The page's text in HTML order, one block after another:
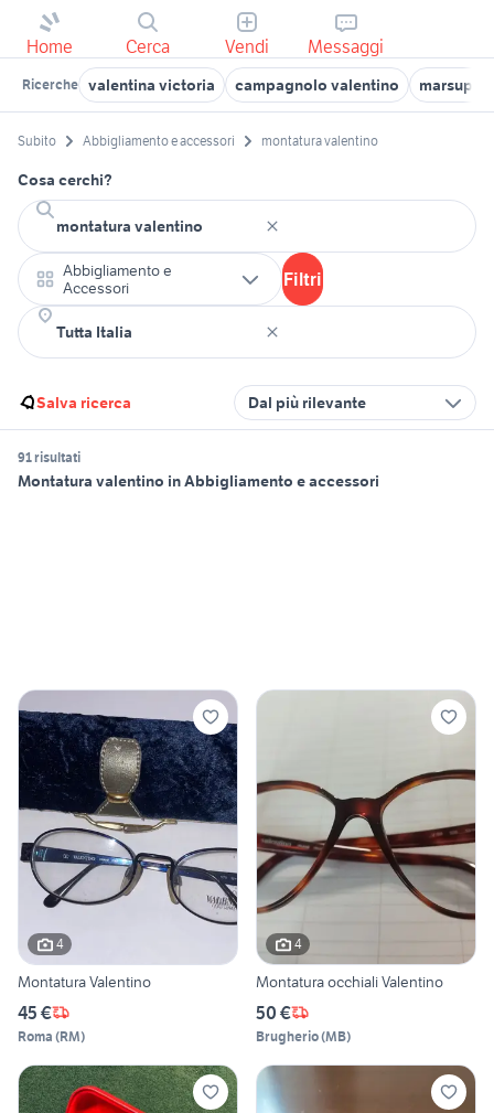
Home Cerca Vendi Messaggi
Ricerche valentina victoria campagnolo valentino marsupio
Subito Abbigliamento e accessori montatura valentino
Cosa cerchi?
Abbigliamento e
Accessori
Filtri
Salva ricerca Dal più rilevante
91 risultati
Montatura valentino in Abbigliamento e accessori
4
Montatura Valentino
45 €
Roma (RM)
4
Montatura occhiali Valentino
50 €
Brugherio(MB)